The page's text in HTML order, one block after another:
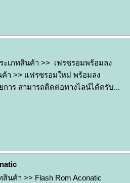
ะเภทสินค้า >> เฟรซรอมพร้อมลง
า >> แฟรซรอมใหม่ พร้อมลง
าร สามารถติดต่อทางไลน์ได้ครับ...
นค้า >> Flash Rom Aconatic